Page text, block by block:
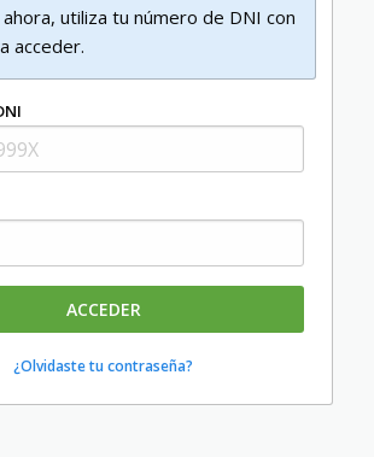
utiliza tu número de DNI con
acceder.
ACCEDER
¿Olvidaste tu contraseña?